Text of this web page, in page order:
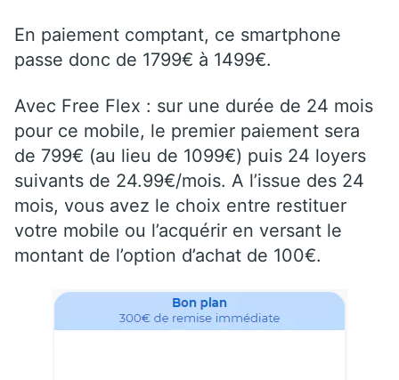
En paiement comptant, ce smartphone
passe donc de 1799€ à 1499€.
Avec Free Flex : sur une durée de 24 mois
pour ce mobile, le premier paiement sera
de 799€ (au lieu de 1099€) puis 24 loyers
suivants de 24.99€/mois. A l’issue des 24
mois, vous avez le choix entre restituer
votre mobile ou l’acquérir en versant le
montant de l’option d’achat de 100€.